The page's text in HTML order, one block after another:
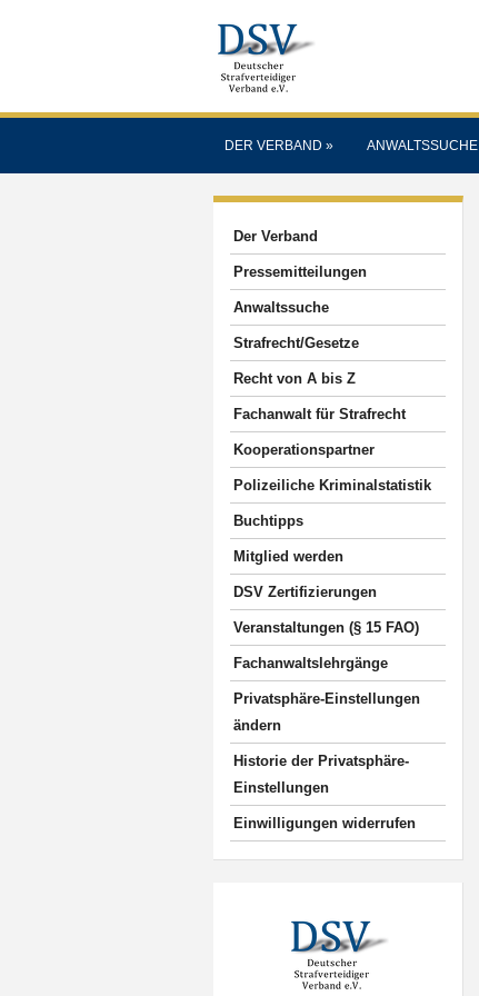
DER VERBAND » ANWALTSSUCHE
Der Verband
Pressemitteilungen
Anwaltssuche
Strafrecht/Gesetze
Recht von A bis Z
Fachanwalt für Strafrecht
Kooperationspartner
Polizeiliche Kriminalstatistik
Buchtipps
Mitglied werden
DSV Zertifizierungen
Veranstaltungen (§ 15 FAO)
Fachanwaltslehrgänge
Privatsphäre-Einstellungen
ändern
Historie der Privatsphäre-
Einstellungen
Einwilligungen widerrufen